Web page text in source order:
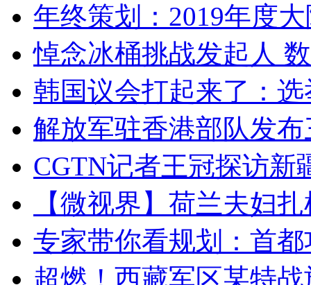
年终策划：2019年度
悼念冰桶挑战发起人
韩国议会打起来了：
解放军驻香港部队发
CGTN记者王冠探访新
【微视界】荷兰夫妇
专家带你看规划：首
超燃！西藏军区某特